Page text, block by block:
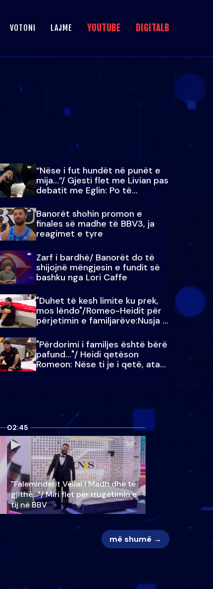
VOTONI LAJME YOUTUBE DIGITALB
“Nëse i fut hundët në punët e
mija…”/ Gjesti flet me Livian pas
debatit me Eglin: Po të
paralajmëroj
Banorët shohin promon e
finales së madhe të BBV3, ja
reagimet e tyre
Zarf i bardhë/ Banorët do të
shijojnë mëngjesin e fundit së
bashku nga Lori Caffe
"Duhet të kesh limite ku prek,
mos lëndo"/Romeo-Heidit për
përjetimin e familjarëve:Nusja e
Julit…
"Përdorimi i familjes është bërë
pafund…"/ Heidi qetëson
Romeon: Nëse ti je i qetë, ata
qetësohen
02:45
"Faleminderit Vëllai i Madh dhe të
gjithë…"/ Miri flet për rrugëtimin e
tij në BBV
më shumë →